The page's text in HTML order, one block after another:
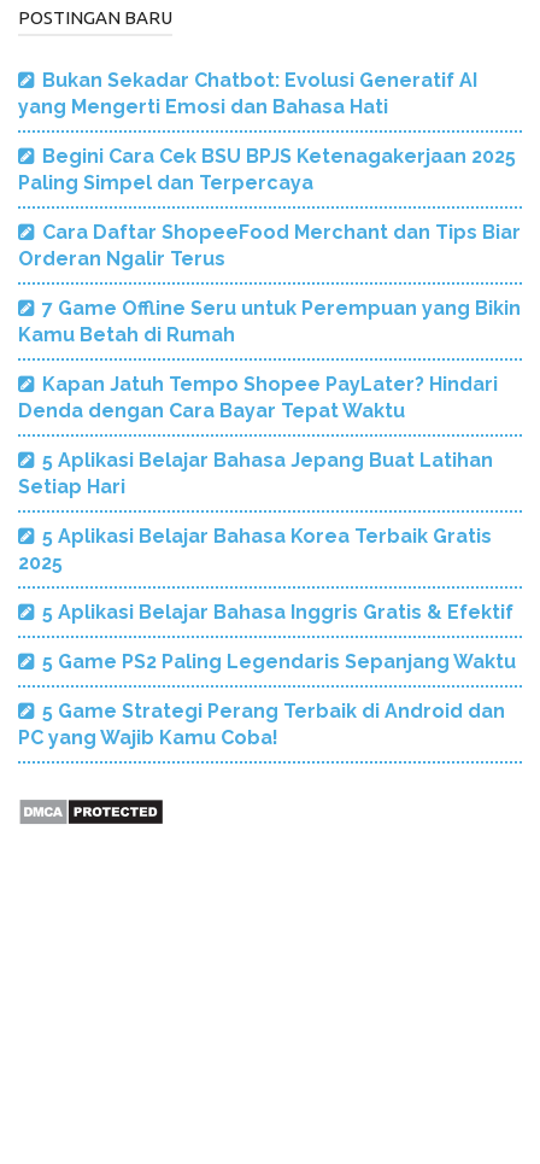
POSTINGAN BARU
Bukan Sekadar Chatbot: Evolusi Generatif AI
yang Mengerti Emosi dan Bahasa Hati
Begini Cara Cek BSU BPJS Ketenagakerjaan 2025
Paling Simpel dan Terpercaya
Cara Daftar ShopeeFood Merchant dan Tips Biar
Orderan Ngalir Terus
7 Game Offline Seru untuk Perempuan yang Bikin
Kamu Betah di Rumah
Kapan Jatuh Tempo Shopee PayLater? Hindari
Denda dengan Cara Bayar Tepat Waktu
5 Aplikasi Belajar Bahasa Jepang Buat Latihan
Setiap Hari
5 Aplikasi Belajar Bahasa Korea Terbaik Gratis
2025
5 Aplikasi Belajar Bahasa Inggris Gratis & Efektif
5 Game PS2 Paling Legendaris Sepanjang Waktu
5 Game Strategi Perang Terbaik di Android dan
PC yang Wajib Kamu Coba!